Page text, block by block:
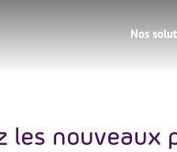
Nos
les nouveaux